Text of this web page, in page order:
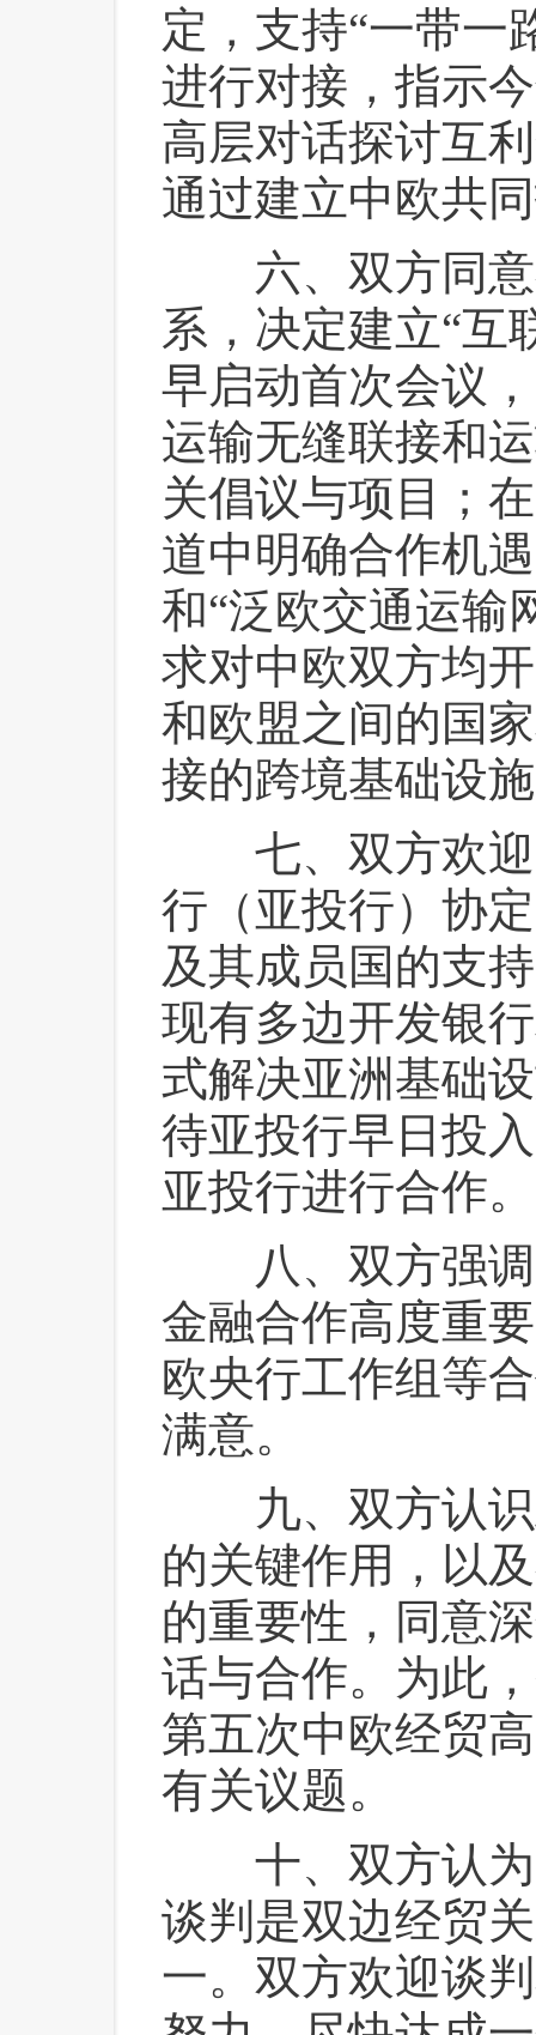
定，支持“一带一
进行对接，指示
高层对话探讨互
通过建立中欧共
六、双方同意
系，决定建立“互
早启动首次会议
运输无缝联接和
关倡议与项目；
道中明确合作机
和“泛欧交通运输
求对中欧双方均
和欧盟之间的国
接的跨境基础设
七、双方欢迎
行（亚投行）协
及其成员国的支
现有多边开发银
式解决亚洲基础
待亚投行早日投
亚投行进行合作。
八、双方强调
金融合作高度重
欧央行工作组等
满意。
九、双方认识
的关键作用，以
的重要性，同意
话与合作。为此
第五次中欧经贸
有关议题。
十、双方认为
谈判是双边经贸
一。双方欢迎谈